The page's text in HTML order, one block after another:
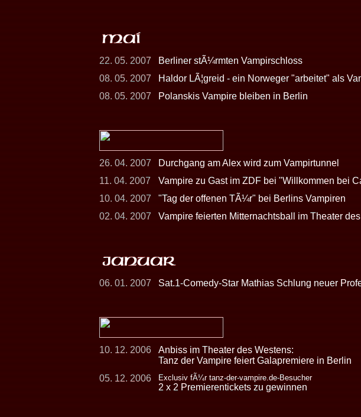
22. 05. 2007
Berliner stÃ¼rmten Vampirschloss
08. 05. 2007
Haldor LÃ¦greid - ein Norweger "arbeitet" als
08. 05. 2007
Polanskis Vampire bleiben in Berlin
26. 04. 2007
Durchgang am Alex wird zum Vampirtunnel
11. 04. 2007
Vampire zu Gast im ZDF bei "Willkommen bei
10. 04. 2007
"Tag der offenen TÃ¼r" bei Berlins Vampiren
02. 04. 2007
Vampire feierten Mitternachtsball im Theater
06. 01. 2007 Sat.1-Comedy-Star Mathias Schlung neuer
10. 12. 2006
Anbiss im Theater des Westens:
Tanz der Vampire feiert Galapremiere in Berlin
05. 12. 2006
Exclusiv fÃ¼r tanz-der-vampire.de-Besucher
2 x 2 Premierentickets zu gewinnen